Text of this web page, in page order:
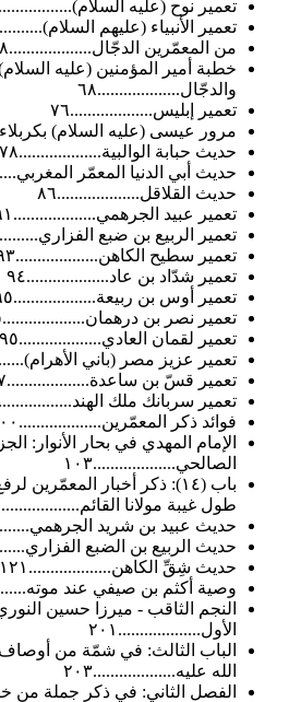
تعمير نوح (عليه السلام)...................٦٥
تعمير الأنبياء (عليهم السلام)...................٦٧
من المعمّرين الدجّال...................٦٨
خطبة أمير المؤمنين (عليه السلام) في
والدجّال...................٦٨
تعمير إبليس...................٧٦
مرور عيسى (عليه السلام)
حديث حبابة الوالبية...................٧٨
حديث أبي الدنيا المعمّر
حديث القلاقل...................٨٦
تعمير عبيد الجرهمي...................٩١
تعمير الربيع بن ضبع الفزاري...................٩١
تعمير سطيح الكاهن...................٩٣
تعمير شدّاد بن عاد...................٩٤
تعمير أوس بن ربيعة...................٩٥
تعمير نصر بن درهمان...................٩٥
تعمير لقمان العادي...................٩٥
تعمير عزيز مصر (باني
تعمير قسّ بن ساعدة...................٩٧
تعمير سربانك ملك الهند...................٩٧
فوائد ذكر المعمّرين...................١٠٠
الإمام المهدي في بحار الأنوار: الجزء
الصالحي...................١٠٣
باب (١٤): ذكر أخبار المعمّرين لرفع
طول غيبة مولانا القائم...................١٠٥
حديث عبيد بن شريد
حديث الربيع بن الضبع
حديث شِقِّ الكاهن...................١٢١
وصية أكثم بن صيفي عند
النجم الثاقب - ميرزا حسين النوري:
الأول...................٢٠١
الباب الثالث: في شمّة من أوصاف
الله عليه...................٢٠٣
الفصل الثاني: في ذكر جملة من